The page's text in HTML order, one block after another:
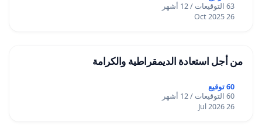
63 التوقيعات / 12 أشهر
26 Oct 2025
من أجل استعادة الديمقراطية والكرامة
60 توقيع
60 التوقيعات / 12 أشهر
26 Jul 2026